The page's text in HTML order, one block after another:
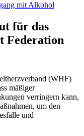
mit Alkohol
für das
Federation
(WHF)
mäßiger
verringern kann,
um den
und